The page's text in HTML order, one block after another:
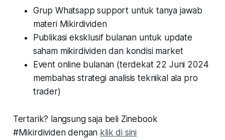
Grup Whatsapp support untuk tanya jawab
materi Mikirdividen
Publikasi eksklusif bulanan untuk update
saham mikirdividen dan kondisi market
Event online bulanan (terdekat 22 Juni 2024
membahas strategi analisis teknikal ala pro
trader)
Tertarik? langsung saja beli Zinebook
#Mikirdividen dengan klik di sini